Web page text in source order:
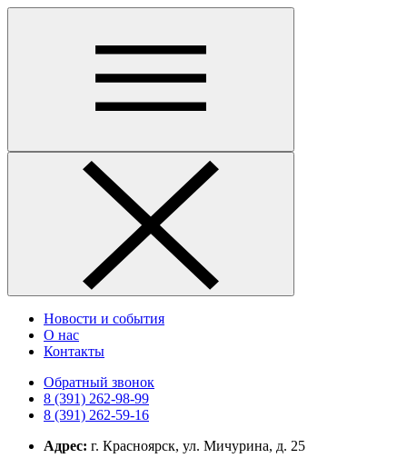
Новости и события
О нас
Контакты
Обратный звонок
8 (391) 262-98-99
8 (391) 262-59-16
Адрес: г. Красноярск, ул. Мичурина, д. 25